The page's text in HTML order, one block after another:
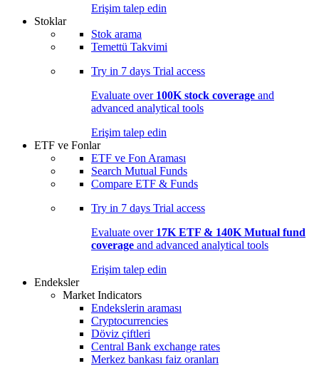
Erişim talep edin
Stoklar
Stok arama
Temettü Takvimi
Try in 7 days Trial access
Evaluate over 100K stock coverage and
advanced analytical tools
Erişim talep edin
ETF ve Fonlar
ETF ve Fon Araması
Search Mutual Funds
Compare ETF & Funds
Try in 7 days Trial access
Evaluate over 17K ETF & 140K Mutual fund
coverage and advanced analytical tools
Erişim talep edin
Endeksler
Market Indicators
Endekslerin araması
Cryptocurrencies
Döviz çiftleri
Central Bank exchange rates
Merkez bankası faiz oranları